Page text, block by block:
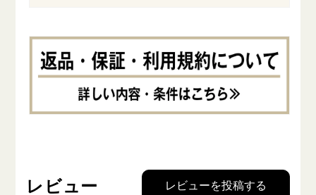
レビュー レビューを投稿する